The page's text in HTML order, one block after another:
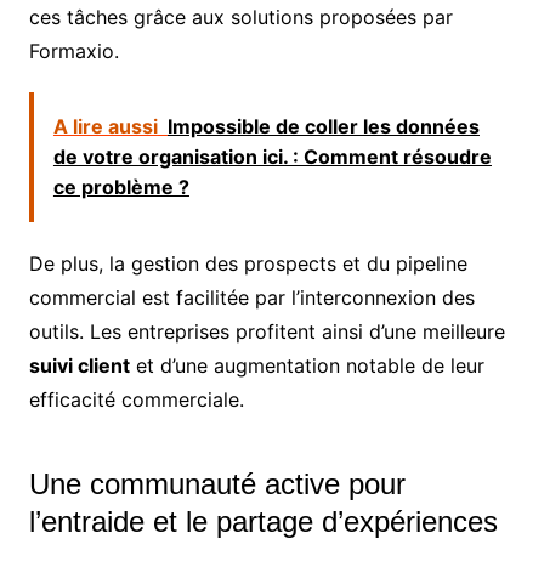
ces tâches grâce aux solutions proposées par
Formaxio.
A lire aussi Impossible de coller les données
de votre organisation ici. : Comment résoudre
ce problème ?
De plus, la gestion des prospects et du pipeline
commercial est facilitée par l’interconnexion des
outils. Les entreprises profitent ainsi d’une meilleure
suivi clientet d’une augmentation notable de leur
efficacité commerciale.
Une communauté active pour
l’entraide et le partage d’expériences